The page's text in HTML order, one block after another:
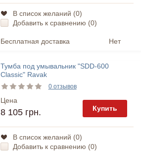
В список желаний (0)
Добавить к сравнению (0)
Бесплатная доставка Нет
Тумба под умывальник "SDD-600
Classic" Ravak
0 отзывов
Цена
8 105 грн. Купить
В список желаний (0)
Добавить к сравнению (0)